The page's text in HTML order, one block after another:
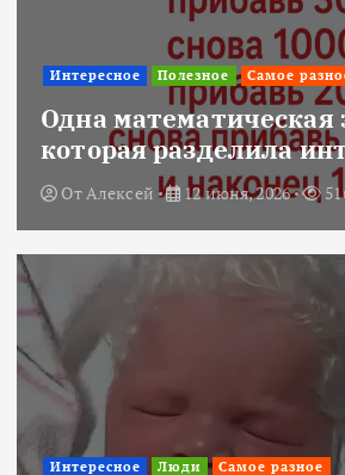
Интересное Полезное Самое
Одна математическая
которая разделила
ОтАлексей 12 июня, 2026
Интересное Люди Самое разное